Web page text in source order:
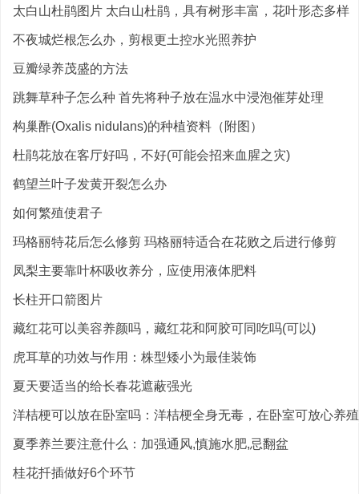
太白山杜鹃图片 太白山杜鹃，具有树形丰富，花叶形态多样
不夜城烂根怎么办，剪根更土控水光照养护
豆瓣绿养茂盛的方法
跳舞草种子怎么种 首先将种子放在温水中浸泡催芽处理
构巢酢(Oxalis nidulans)的种植资料（附图）
杜鹃花放在客厅好吗，不好(可能会招来血腥之灾)
鹤望兰叶子发黄开裂怎么办
如何繁殖使君子
玛格丽特花后怎么修剪 玛格丽特适合在花败之后进行修剪
凤梨主要靠叶杯吸收养分，应使用液体肥料
长柱开口箭图片
藏红花可以美容养颜吗，藏红花和阿胶可同吃吗(可以)
虎耳草的功效与作用：株型矮小为最佳装饰
夏天要适当的给长春花遮蔽强光
洋桔梗可以放在卧室吗：洋桔梗全身无毒，在卧室可放心养殖
夏季养兰要注意什么：加强通风,慎施水肥,忌翻盆
桂花扦插做好6个环节